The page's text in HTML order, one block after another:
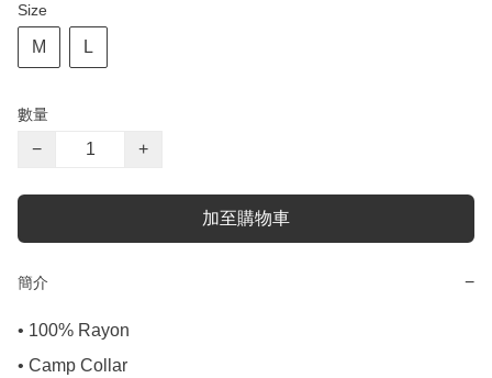
Size
M L
數量
− +
加至購物車
簡介 −
• 100% Rayon
• Camp Collar